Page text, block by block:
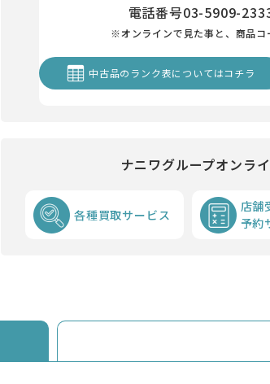
電話番号03-5909-
※オンラインで見た事と、商品コ
中古品のランク表についてはコチラ
ナニワグループオンラ
各種買取サービス
店舗
予約